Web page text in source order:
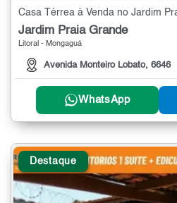
Jardim Praia Grande
Litoral - Mongaguá
Avenida Monteiro Lobato, 6646
WhatsApp
Destaque